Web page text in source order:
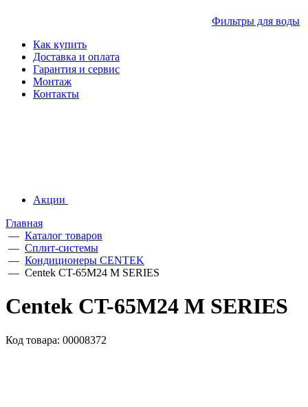
Фильтры для воды
Как купить
Доставка и оплата
Гарантия и сервис
Монтаж
Контакты
Акции
Главная
— Каталог товаров
— Сплит-системы
— Кондиционеры CENTEK
— Centek CT-65M24 M SERIES
Centek CT-65M24 M SERIES
Код товара: 00008372